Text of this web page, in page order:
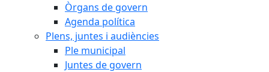
Òrgans de govern
Agenda política
Plens, juntes i audiències
Ple municipal
Juntes de govern